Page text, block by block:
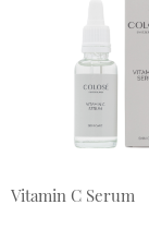
Vitamin C Serum